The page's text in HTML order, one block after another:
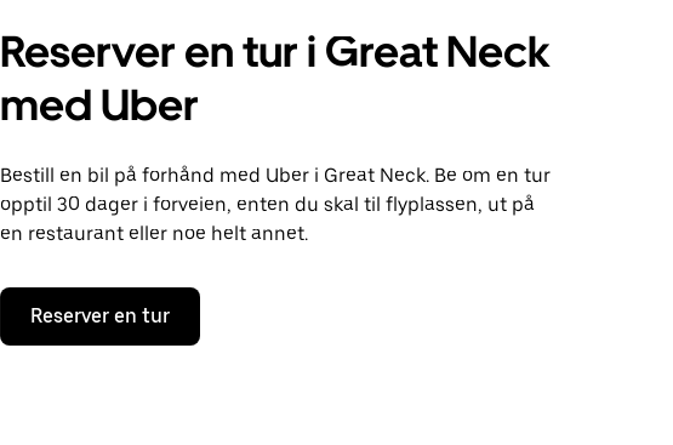
Reserver en tur i Great Neck
med Uber
Bestill en bil på forhånd med Uber i Great Neck. Be om en tur
opptil 30 dager i forveien, enten du skal til flyplassen, ut på
en restaurant eller noe helt annet.
Reserver en tur